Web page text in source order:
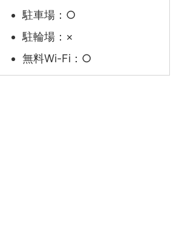
駐車場：○
駐輪場：×
無料Wi-Fi：○